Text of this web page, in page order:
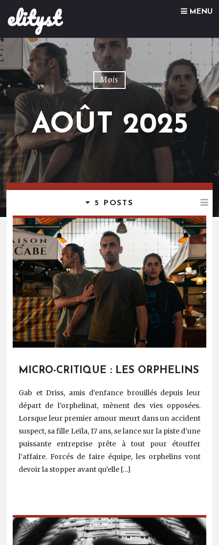
elityst MENU
Skip to content
Mois
AOÛT 2025
5 POSTS
MICRO-CRITIQUE : LES ORPHELINS
Gab et Driss, amis d’enfance brouillés depuis leur
départ de l’orphelinat, mènent des vies opposées.
Lorsque leur premier amour meurt dans un accident
suspect, sa fille Leïla, 17 ans, se lance sur la piste d’une
puissante entreprise prête à tout pour étouffer
l’affaire. Forcés de faire équipe, les orphelins vont
devoir la stopper avant qu’elle […]